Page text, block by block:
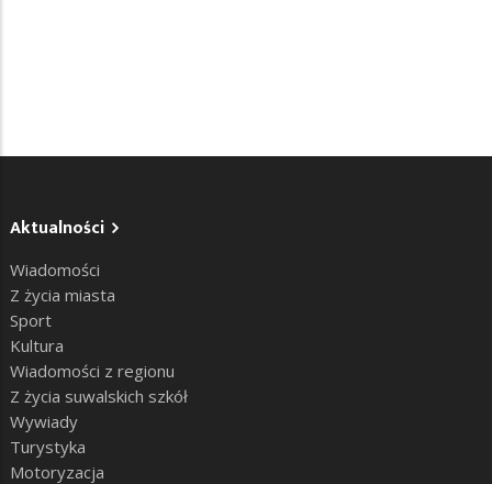
Aktualności
Wiadomości
Z życia miasta
Sport
Kultura
Wiadomości z regionu
Z życia suwalskich szkół
Wywiady
Turystyka
Motoryzacja